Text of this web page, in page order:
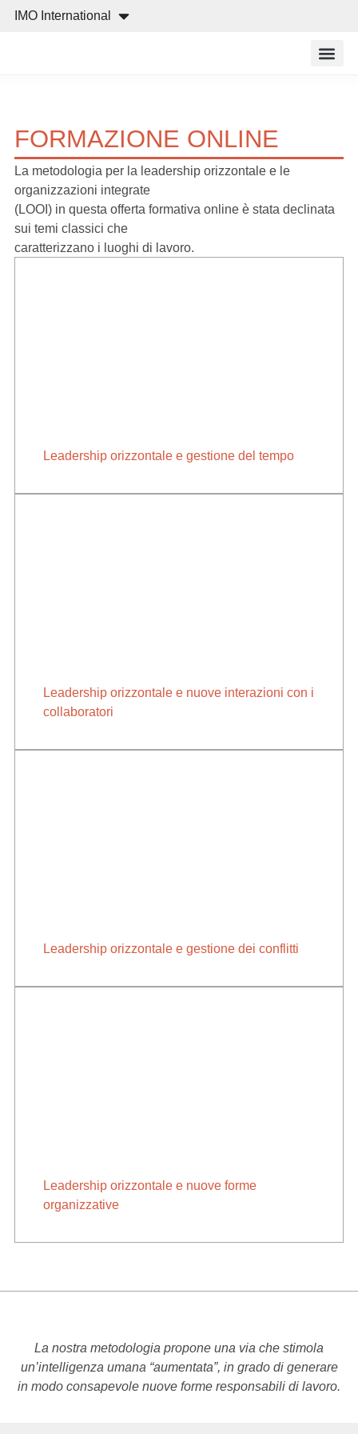
IMO International
FORMAZIONE ONLINE
La metodologia per la leadership orizzontale e le
organizzazioni integrate
(LOOI) in questa offerta formativa online è stata declinata
sui temi classici che
caratterizzano i luoghi di lavoro.
Leadership orizzontale e gestione del tempo
Leadership orizzontale e nuove interazioni con i
collaboratori
Leadership orizzontale e gestione dei conflitti
Leadership orizzontale e nuove forme
organizzative
La nostra metodologia propone una via che stimola
un’intelligenza umana “aumentata”, in grado di generare
in modo consapevole nuove forme responsabili di lavoro.